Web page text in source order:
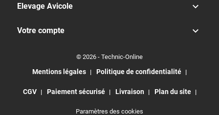
Elevage Avicole 
Votre compte 
© 2026 - Technic-Online
Mentions légales Politique de confidentialité
CGV Paiement sécurisé Livraison Plan du site
Paramètres des cookies